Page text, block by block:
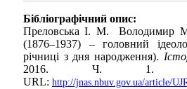
Бібліографічний опис:
Преловська І. М. Володимир
(1876–1937) – головний
річниці з дня народження).
2016. Ч. 1. С.
URL: http://jnas.nbuv.gov.ua/article/